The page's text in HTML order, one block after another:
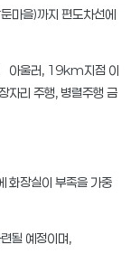
마을)까지 편도차선에
. 아울러, 19km지점 이
자리 주행, 병렬주행 금
화장실이 부족을 가중
될 예정이며,